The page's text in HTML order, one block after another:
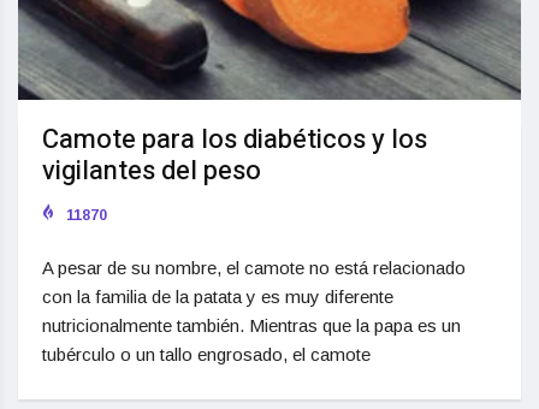
Camote para los diabéticos y los
vigilantes del peso
11870
A pesar de su nombre, el camote no está relacionado
con la familia de la patata y es muy diferente
nutricionalmente también. Mientras que la papa es un
tubérculo o un tallo engrosado, el camote